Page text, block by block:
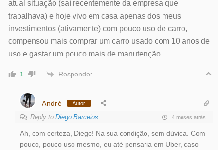
atual situação (saí recentemente da empresa que
trabalhava) e hoje vivo em casa apenas dos meus
investimentos (ativamente) com pouco uso de carro,
compensou mais comprar um carro usado com 10 anos de
uso e gastar um pouco mais de manutenção.
1 Responder
André Autor
Reply to Diego Barcelos 4 meses atrás
Ah, com certeza, Diego! Na sua condição, sem dúvida. Com
pouco, pouco uso mesmo, eu até pensaria em Uber, caso